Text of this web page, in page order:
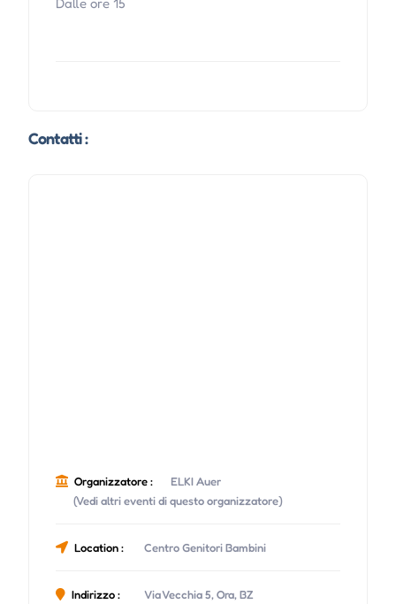
Contatti :
Organizzatore :
ELKI Auer
(Vedi altri eventi di questo organizzatore)
Location : Centro Genitori Bambini
Indirizzo : Via Vecchia 5, Ora, BZ